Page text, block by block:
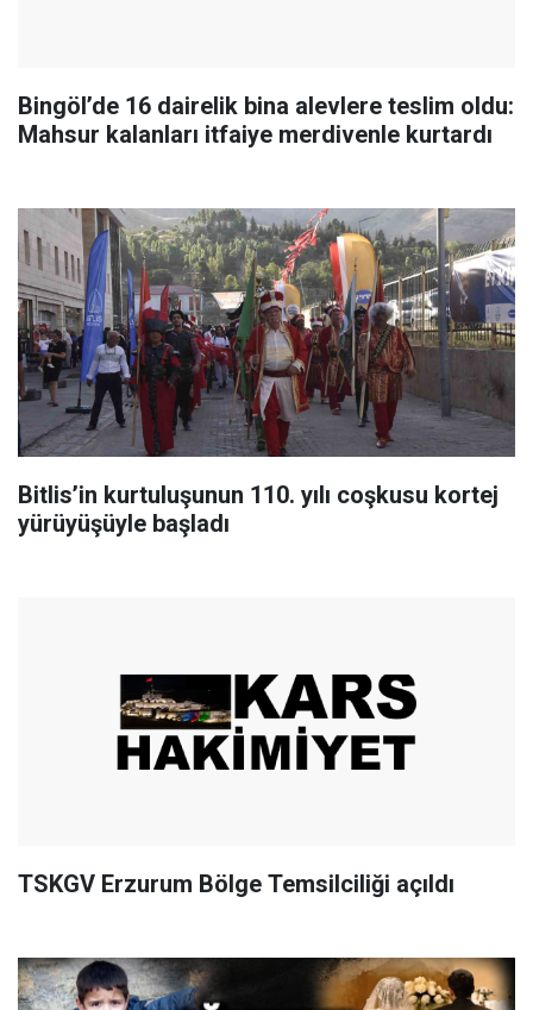
Bingöl’de 16 dairelik bina alevlere teslim oldu:
Mahsur kalanları itfaiye merdivenle kurtardı
Bitlis’in kurtuluşunun 110. yılı coşkusu kortej
yürüyüşüyle başladı
TSKGV Erzurum Bölge Temsilciliği açıldı